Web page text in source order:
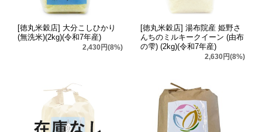
[徳丸米穀店] 大分こしひかり
(無洗米)(2kg)(令和7年産)
2,430円(8%)
[徳丸米穀店] 湯布院産 姫野さ
んちのミルキークイーン (由布
の雫) (2kg)(令和7年産)
2,630円(8%)